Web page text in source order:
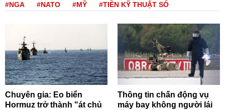
#NGA #NATO #MỸ #TIỀN KỸ THUẬT SỐ
Chuyên gia: Eo biển
Hormuz trở thành "át chủ
Thông tin chấn động vụ
máy bay không người lái